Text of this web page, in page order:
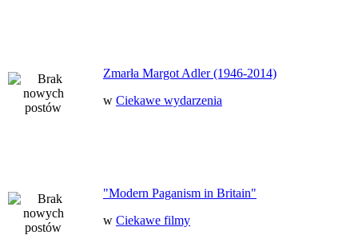
Zmarła Margot Adler (1946-2014)
w Ciekawe wydarzenia
"Modern Paganism in Britain"
w Ciekawe filmy